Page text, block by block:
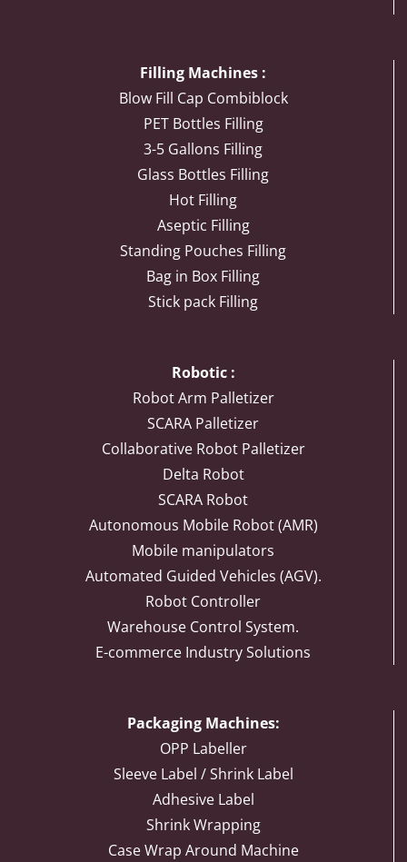
Filling Machines :
Blow Fill Cap Combiblock
PET Bottles Filling
3-5 Gallons Filling
Glass Bottles Filling
Hot Filling
Aseptic Filling
Standing Pouches Filling
Bag in Box Filling
Stick pack Filling
Robotic :
Robot Arm Palletizer
SCARA Palletizer
Collaborative Robot Palletizer
Delta Robot
SCARA Robot
Autonomous Mobile Robot (AMR)
Mobile manipulators
Automated Guided Vehicles (AGV).
Robot Controller
Warehouse Control System.
E-commerce Industry Solutions
Packaging Machines:
OPP Labeller
Sleeve Label / Shrink Label
Adhesive Label
Shrink Wrapping
Case Wrap Around Machine